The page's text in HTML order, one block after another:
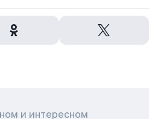
и интересном